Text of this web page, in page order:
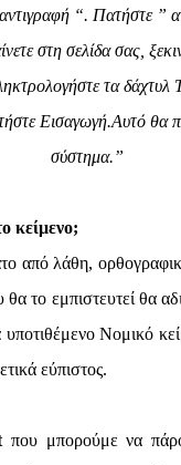
“. Πατήστε ”
στη σελίδα σας,
τα δάχτυλ
Εισαγωγή.Αυτό θα
σύστημα.”
κείμενο;
από λάθη,
το εμπιστευτεί θα
υποτιθέμενο Νομικό
εύπιστος.
που μπορούμε να